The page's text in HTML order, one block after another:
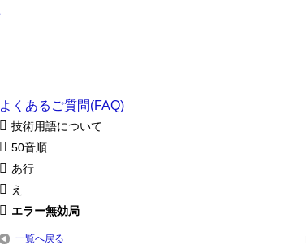
よくあるご質問(FAQ)
技術用語について
50音順
あ行
え
エラー無効局
一覧へ戻る